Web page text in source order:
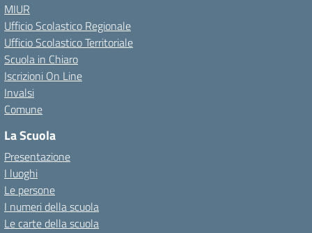
MIUR
Ufficio Scolastico Regionale
Ufficio Scolastico Territoriale
Scuola in Chiaro
Iscrizioni On Line
Invalsi
Comune
La Scuola
Presentazione
I luoghi
Le persone
I numeri della scuola
Le carte della scuola